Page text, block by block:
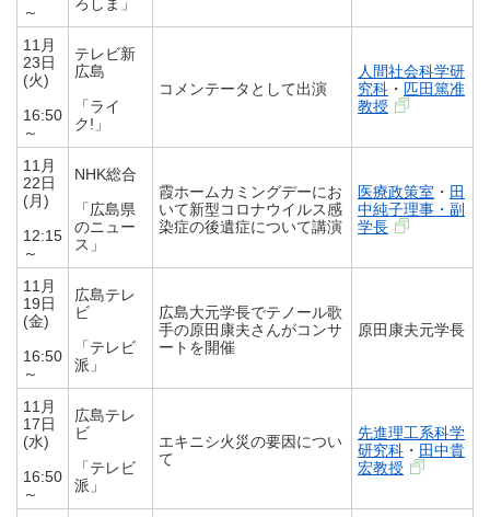
～
11月
23日
(火)
16:50
～
テレビ新
広島
「ライ
ク!」
コメンテータとして出演
人間社会科学研
究科 ・ 匹田篤准
教授
11月
22日
(月)
12:15
～
NHK総合
「広島県
のニュー
ス」
霞ホームカミングデーにお
いて新型コロナウイルス感
染症の後遺症について講演
医療政策室 ・ 田
中純子理事・副
学長
11月
19日
(金)
16:50
～
広島テレ
ビ
「テレビ
派」
広島大元学長でテノール歌
手の原田康夫さんがコンサ
ートを開催
原田康夫元学長
11月
17日
(水)
16:50
～
広島テレ
ビ
「テレビ
派」
エキニシ火災の要因につい
て
先進理工系科学
研究科 ・ 田中貴
宏教授